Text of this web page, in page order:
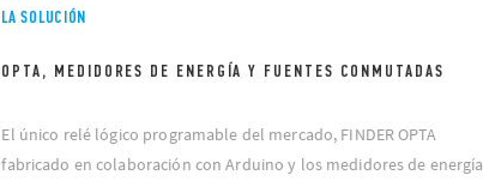
LA SOLUCIÓN
OPTA, MEDIDORES DE ENERGÍA Y FUENTES CONMUTADAS
El único relé lógico programable del mercado, FINDER OPTA
fabricado en colaboración con Arduino y los medidores de energía